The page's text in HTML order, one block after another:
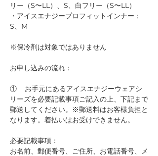
リー（S〜LL）、S、白フリー（S〜LL）
・アイスエナジープロフィットインナー：
S、M
※保冷剤は対象ではありません
お申し込みの流れ：
①    お手元にあるアイスエナジーウェアシ
リーズを必要記載事項ご記入の上、下記まで
郵送してください。※郵送料はお客様負担と
なります。着払いはお受けできません。
必要記載事項：
お名前、郵便番号、ご住所、お電話番号、メ